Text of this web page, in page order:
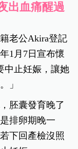
出血痛醒過
老公Akira登記
1月7日宣布懷
中止妊娠，讓她
」
胚囊發育晚了
排卵期晚一
下回產檢沒照